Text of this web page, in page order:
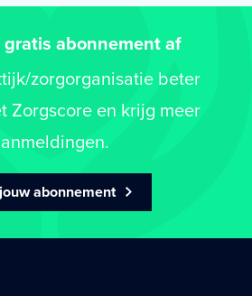
abonnement af
zorgorganisatie beter
Zorgscore en krijg meer
abonnement